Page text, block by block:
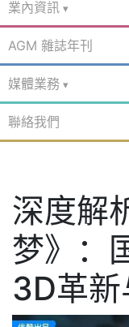
業內資訊
AGM 雜誌年刊
媒體業務
聯絡我們
深度解
梦》：
3D革